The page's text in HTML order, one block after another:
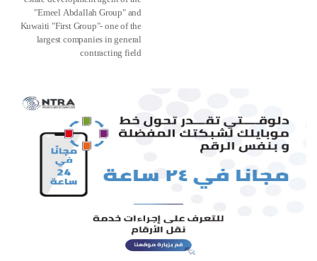
"Emeel Abdallah Group" and
Kuwaiti "First Group"- one of the
largest companies in general
contracting field